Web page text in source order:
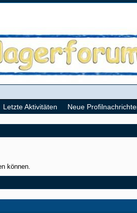
können.
Letzte Aktivitäten Neue